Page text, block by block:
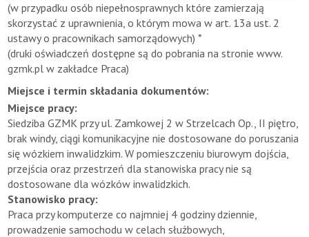
(w przypadku osób niepełnosprawnych które zamierzają
skorzystać z uprawnienia, o którym mowa w art. 13a ust. 2
ustawy o pracownikach samorządowych) *
(druki oświadczeń dostępne są do pobrania na stronie www.
gzmk.pl w zakładce Praca)
Miejsce i termin składania dokumentów:
Miejsce pracy:
Siedziba GZMK przy ul. Zamkowej 2 w Strzelcach Op., II piętro,
brak windy, ciągi komunikacyjne nie dostosowane do poruszania
się wózkiem inwalidzkim. W pomieszczeniu biurowym dojścia,
przejścia oraz przestrzeń dla stanowiska pracy nie są
dostosowane dla wózków inwalidzkich.
Stanowisko pracy:
Praca przy komputerze co najmniej 4 godziny dziennie,
prowadzenie samochodu w celach służbowych,